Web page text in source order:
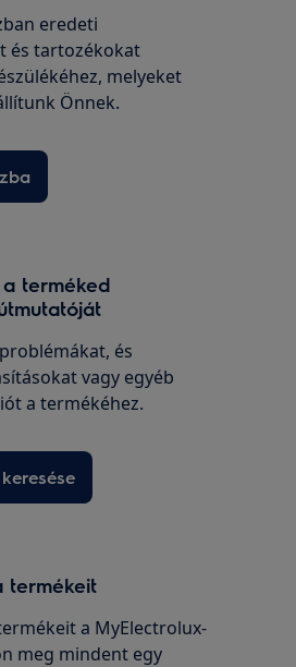
eredeti
és tartozékokat
melyeket
Önnek.
terméked
és
vagy egyéb
a termékéhez.
termékeit
a MyElectrolux-
meg mindent egy